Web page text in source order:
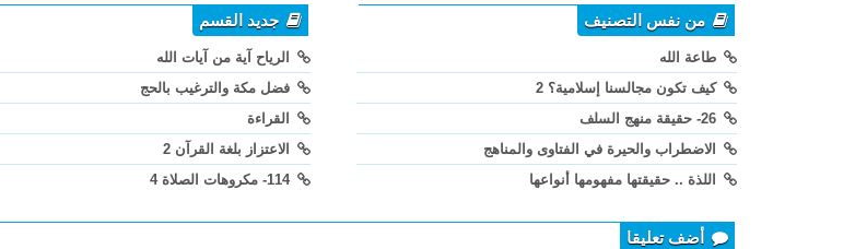
من نفس التصنيف
طاعة الله
كيف تكون مجالسنا إسلامية؟ 2
الاضطراب والحيرة في الفتاوى والمناهج
اللذة .. حقيقتها مفهومها أنواعها
جديد القسم
الرياح آية من آيات الله
فضل مكة والترغيب بالحج
القراءة
الاعتزاز بلغة القرآن 2
114- مكروهات الصلاة 4
أضف تعليقا